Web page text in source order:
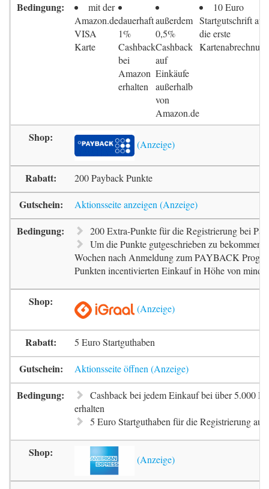
mit der
Amazon.de
VISA
Karte
dauerhaft
1%
Cashback
bei
Amazon
erhalten
außerdem
0,5%
Cashback
auf
Einkäufe
außerhalb
von
Amazon.de
10 Euro
Startgutschrift auf
die erste
Kartenabrechnung
200 Payback Punkte
Aktionsseite anzeigen
200 Extra-Punkte für die Registrierung bei
Um die Punkte gutgeschrieben zu bekommen,
Wochen nach Anmeldung zum PAYBACK
Punkten incentivierten Einkauf in Höhe von
5 Euro Startguthaben
Aktionsseite öffnen
Cashback bei jedem Einkauf bei über 5.000
erhalten
5 Euro Startguthaben für die Registrierung